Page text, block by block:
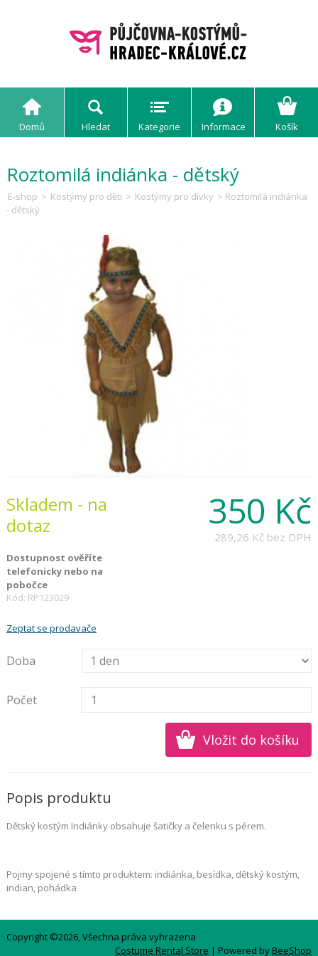
Domů Hledat Kategorie Informace Košík
Roztomilá indiánka - dětský
E-shop > Kostýmy pro děti > Kostýmy pro dívky > Roztomilá indiánka
- dětský
350 Kč
289,26 Kč bez DPH
Skladem - na
dotaz
Dostupnost ověříte
telefonicky nebo na
pobočce
Kód: RP123029
Zeptat se prodavače
Doba
Počet
Popis produktu
Dětský kostým Indiánky obsahuje šatičky a čelenku s pérem.
Pojmy spojené s tímto produktem: indiánka, besídka, dětský kostým,
indian, pohádka
Copyright ©2026, Všechna práva vyhrazena
Costume Rental Store | Powered by BeeShop